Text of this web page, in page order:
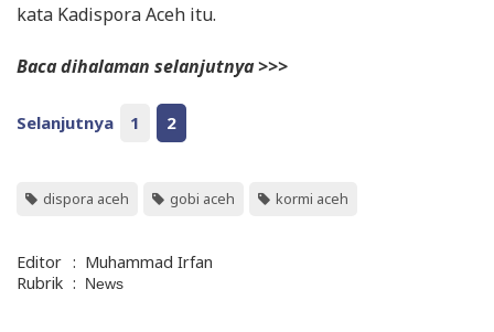
kata Kadispora Aceh itu.
Baca dihalaman selanjutnya >>>
Selanjutnya 1 2
dispora aceh gobi aceh kormi aceh
Editor : Muhammad Irfan
Rubrik : News